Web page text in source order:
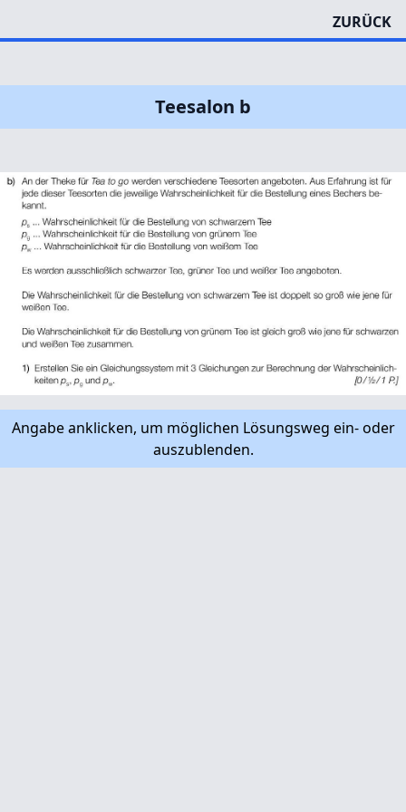
ZURÜCK
Teesalon b
Angabe anklicken, um möglichen Lösungsweg ein- oder
auszublenden.